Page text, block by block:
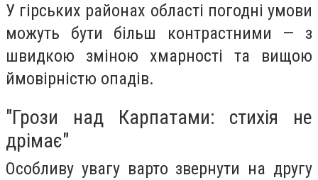
У гірських районах області погодні умови
можуть бути більш контрастними — з
швидкою зміною хмарності та вищою
ймовірністю опадів.
"Грози над Карпатами: стихія не
дрімає"
Особливу увагу варто звернути на другу